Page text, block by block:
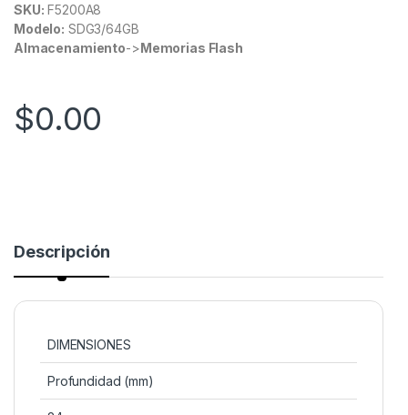
SKU: F5200A8
Modelo: SDG3/64GB
Almacenamiento->Memorias Flash
$0.00
Descripción
DIMENSIONES
Profundidad (mm)